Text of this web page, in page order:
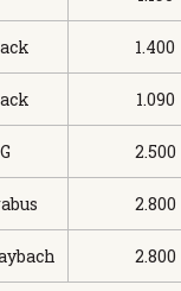
1.400
1.090
2.500
2.800
2.800